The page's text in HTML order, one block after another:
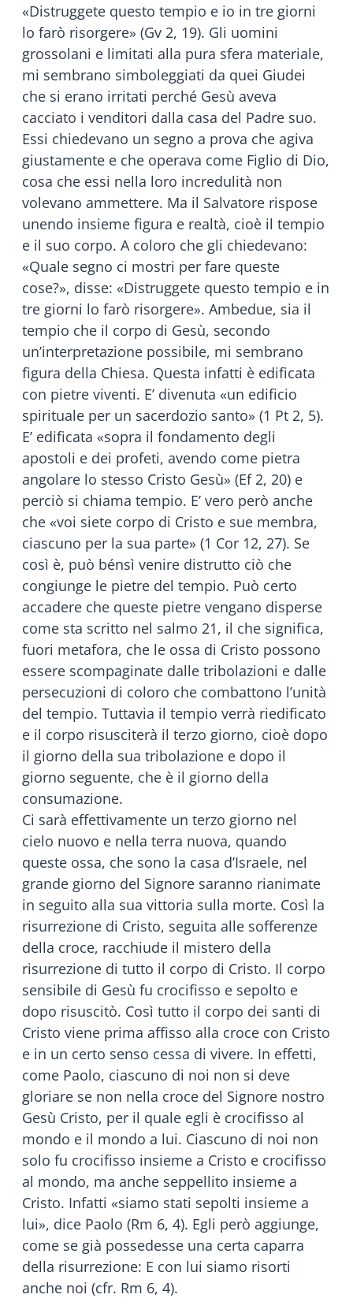
«Distruggete questo tempio e io in tre giorni
lo farò risorgere» (Gv 2, 19). Gli uomini
grossolani e limitati alla pura sfera materiale,
mi sembrano simboleggiati da quei Giudei
che si erano irritati perché Gesù aveva
cacciato i venditori dalla casa del Padre suo.
Essi chiedevano un segno a prova che agiva
giustamente e che operava come Figlio di Dio,
cosa che essi nella loro incredulità non
volevano ammettere. Ma il Salvatore rispose
unendo insieme figura e realtà, cioè il tempio
e il suo corpo. A coloro che gli chiedevano:
«Quale segno ci mostri per fare queste
cose?», disse: «Distruggete questo tempio e in
tre giorni lo farò risorgere». Ambedue, sia il
tempio che il corpo di Gesù, secondo
un’interpretazione possibile, mi sembrano
figura della Chiesa. Questa infatti è edificata
con pietre viventi. E’ divenuta «un edificio
spirituale per un sacerdozio santo» (1 Pt 2, 5).
E’ edificata «sopra il fondamento degli
apostoli e dei profeti, avendo come pietra
angolare lo stesso Cristo Gesù» (Ef 2, 20) e
perciò si chiama tempio. E’ vero però anche
che «voi siete corpo di Cristo e sue membra,
ciascuno per la sua parte» (1 Cor 12, 27). Se
così è, può bénsì venire distrutto ciò che
congiunge le pietre del tempio. Può certo
accadere che queste pietre vengano disperse
come sta scritto nel salmo 21, il che significa,
fuori metafora, che le ossa di Cristo possono
essere scompaginate dalle tribolazioni e dalle
persecuzioni di coloro che combattono l’unità
del tempio. Tuttavia il tempio verrà riedificato
e il corpo risusciterà il terzo giorno, cioè dopo
il giorno della sua tribolazione e dopo il
giorno seguente, che è il giorno della
consumazione.
Ci sarà effettivamente un terzo giorno nel
cielo nuovo e nella terra nuova, quando
queste ossa, che sono la casa d’Israele, nel
grande giorno del Signore saranno rianimate
in seguito alla sua vittoria sulla morte. Così la
risurrezione di Cristo, seguita alle sofferenze
della croce, racchiude il mistero della
risurrezione di tutto il corpo di Cristo. Il corpo
sensibile di Gesù fu crocifisso e sepolto e
dopo risuscitò. Così tutto il corpo dei santi di
Cristo viene prima affisso alla croce con Cristo
e in un certo senso cessa di vivere. In effetti,
come Paolo, ciascuno di noi non si deve
gloriare se non nella croce del Signore nostro
Gesù Cristo, per il quale egli è crocifisso al
mondo e il mondo a lui. Ciascuno di noi non
solo fu crocifisso insieme a Cristo e crocifisso
al mondo, ma anche seppellito insieme a
Cristo. Infatti «siamo stati sepolti insieme a
lui», dice Paolo (Rm 6, 4). Egli però aggiunge,
come se già possedesse una certa caparra
della risurrezione: E con lui siamo risorti
anche noi (cfr. Rm 6, 4).